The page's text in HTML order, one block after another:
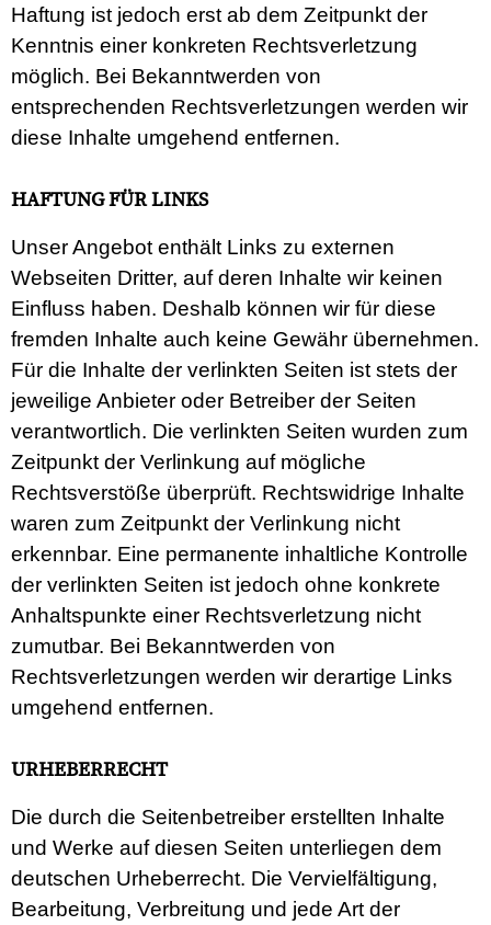
Haftung ist jedoch erst ab dem Zeitpunkt der
Kenntnis einer konkreten Rechtsverletzung
möglich. Bei Bekanntwerden von
entsprechenden Rechtsverletzungen werden wir
diese Inhalte umgehend entfernen.
HAFTUNG FÜR LINKS
Unser Angebot enthält Links zu externen
Webseiten Dritter, auf deren Inhalte wir keinen
Einfluss haben. Deshalb können wir für diese
fremden Inhalte auch keine Gewähr übernehmen.
Für die Inhalte der verlinkten Seiten ist stets der
jeweilige Anbieter oder Betreiber der Seiten
verantwortlich. Die verlinkten Seiten wurden zum
Zeitpunkt der Verlinkung auf mögliche
Rechtsverstöße überprüft. Rechtswidrige Inhalte
waren zum Zeitpunkt der Verlinkung nicht
erkennbar. Eine permanente inhaltliche Kontrolle
der verlinkten Seiten ist jedoch ohne konkrete
Anhaltspunkte einer Rechtsverletzung nicht
zumutbar. Bei Bekanntwerden von
Rechtsverletzungen werden wir derartige Links
umgehend entfernen.
URHEBERRECHT
Die durch die Seitenbetreiber erstellten Inhalte
und Werke auf diesen Seiten unterliegen dem
deutschen Urheberrecht. Die Vervielfältigung,
Bearbeitung, Verbreitung und jede Art der